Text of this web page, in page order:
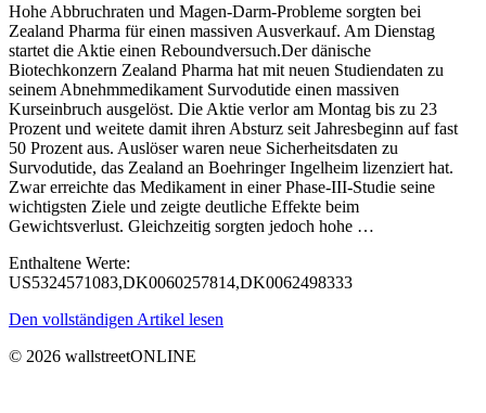
Hohe Abbruchraten und Magen-Darm-Probleme sorgten bei
Zealand Pharma für einen massiven Ausverkauf. Am Dienstag
startet die Aktie einen Reboundversuch.Der dänische
Biotechkonzern Zealand Pharma hat mit neuen Studiendaten zu
seinem Abnehmmedikament Survodutide einen massiven
Kurseinbruch ausgelöst. Die Aktie verlor am Montag bis zu 23
Prozent und weitete damit ihren Absturz seit Jahresbeginn auf fast
50 Prozent aus. Auslöser waren neue Sicherheitsdaten zu
Survodutide, das Zealand an Boehringer Ingelheim lizenziert hat.
Zwar erreichte das Medikament in einer Phase-III-Studie seine
wichtigsten Ziele und zeigte deutliche Effekte beim
Gewichtsverlust. Gleichzeitig sorgten jedoch hohe …
Enthaltene Werte:
US5324571083,DK0060257814,DK0062498333
Den vollständigen Artikel lesen
© 2026 wallstreetONLINE